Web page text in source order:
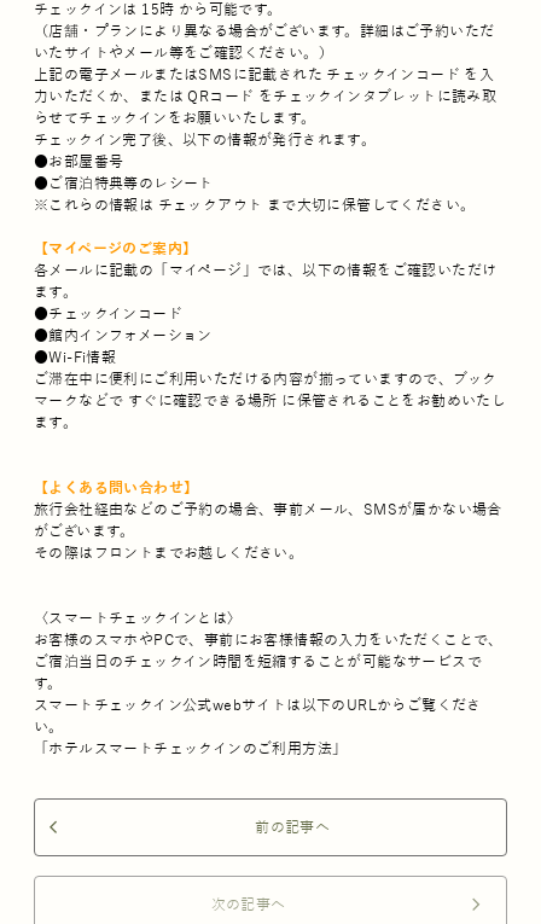
チェックインは 15時 から可能です。
（店舗・プランにより異なる場合がございます。詳細はご予約いただ
いたサイトやメール等をご確認ください。）
上記の電子メールまたはSMSに記載された チェックインコード を入
力いただくか、または QRコード をチェックインタブレットに読み取
らせてチェックインをお願いいたします。
チェックイン完了後、以下の情報が発行されます。
●お部屋番号
●ご宿泊特典等のレシート
※これらの情報は チェックアウト まで大切に保管してください。
【マイページのご案内】
各メールに記載の「マイページ」では、以下の情報をご確認いただけ
ます。
●チェックインコード
●館内インフォメーション
●Wi-Fi情報
ご滞在中に便利にご利用いただける内容が揃っていますので、ブック
マークなどで すぐに確認できる場所 に保管されることをお勧めいたし
ます。
【よくある問い合わせ】
旅行会社経由などのご予約の場合、事前メール、SMSが届かない場合
がございます。
その際はフロントまでお越しください。
〈スマートチェックインとは〉
お客様のスマホやPCで、事前にお客様情報の入力をいただくことで、
ご宿泊当日のチェックイン時間を短縮することが可能なサービスで
す。
スマートチェックイン公式webサイトは以下のURLからご覧くださ
い。
「ホテルスマートチェックインのご利用方法」
arrow_back_ios 前の記事へ
次の記事へ arrow_forward_ios